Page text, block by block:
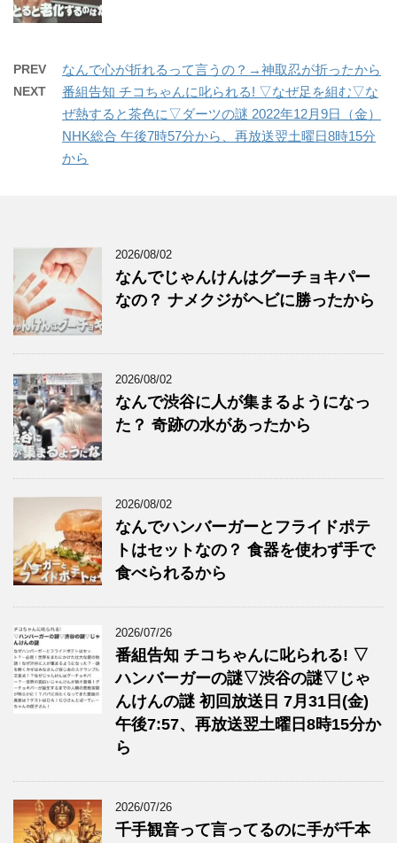
PREV なんで心が折れるって言うの？→神取忍が折ったから
NEXT
番組告知 チコちゃんに叱られる! ▽なぜ足を組む▽な
ぜ熱すると茶色に▽ダーツの謎 2022年12月9日（金）
NHK総合 午後7時57分から、再放送翌土曜日8時15分
から
2026/08/02
なんでじゃんけんはグーチョキパー
なの？ ナメクジがヘビに勝ったから
2026/08/02
なんで渋谷に人が集まるようになっ
た？ 奇跡の水があったから
2026/08/02
なんでハンバーガーとフライドポテ
トはセットなの？ 食器を使わず手で
食べられるから
2026/07/26
番組告知 チコちゃんに叱られる! ▽
ハンバーガーの謎▽渋谷の謎▽じゃ
んけんの謎 初回放送日 7月31日(金)
午後7:57、再放送翌土曜日8時15分か
ら
2026/07/26
千手観音って言ってるのに手が千本